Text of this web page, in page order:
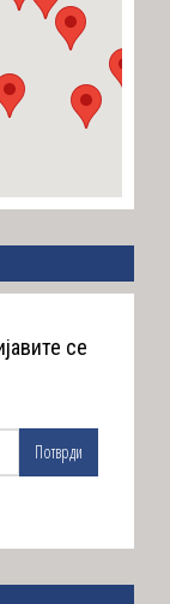
се
Потврди